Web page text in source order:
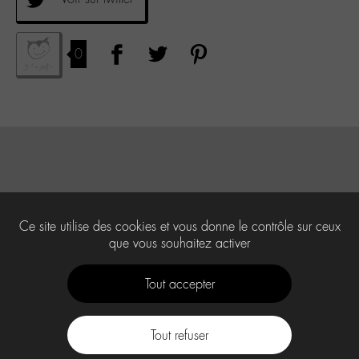
0
Ce site utilise des cookies et vous donne le contrôle sur ceux
que vous souhaitez activer
Tout accepter
Tout refuser